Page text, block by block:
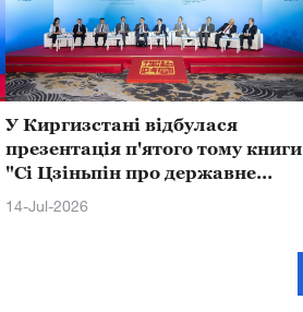
У Киргизстані відбулася
презентація п'ятого тому книги
"Сі Цзіньпін про державне
управління"
14-Jul-2026